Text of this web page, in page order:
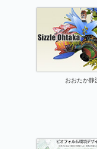
おおたか静